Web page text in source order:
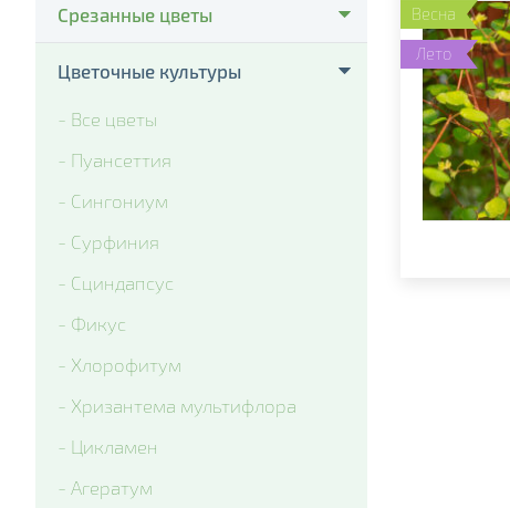
- Cello Deep Orange
- Colossus Pure Golden Yellow
- Delta Clear Color mix
- Delta Pro Violet and White
- Matrix Blue Blotch
- Matrix Citrus Mix
- Matrix Denim
- Matrix Mix Blotch
- Matrix White
- Matrix Yellow Blotch
- Spring Matrix Blue Wing
- Xtrada Pink Shades With Blotch
Срезанные цветы
- Тюльпаны
Цветочные культуры
- Все цветы
- Пуансеттия
- Сингониум
- Сурфиния
- Сциндапсус
- Фикус
- Хлорофитум
- Хризантема мультифлора
- Цикламен
- Агератум
Весна
Лето